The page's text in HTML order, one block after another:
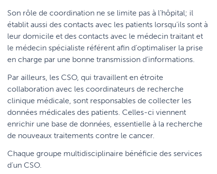
Son rôle de coordination ne se limite pas à l’hôpital; il
établit aussi des contacts avec les patients lorsqu’ils sont à
leur domicile et des contacts avec le médecin traitant et
le médecin spécialiste référent afin d’optimaliser la prise
en charge par une bonne transmission d’informations.
Par ailleurs, les CSO, qui travaillent en étroite
collaboration avec les coordinateurs de recherche
clinique médicale, sont responsables de collecter les
données médicales des patients. Celles-ci viennent
enrichir une base de données, essentielle à la recherche
de nouveaux traitements contre le cancer.
Chaque groupe multidisciplinaire bénéficie des services
d’un CSO.